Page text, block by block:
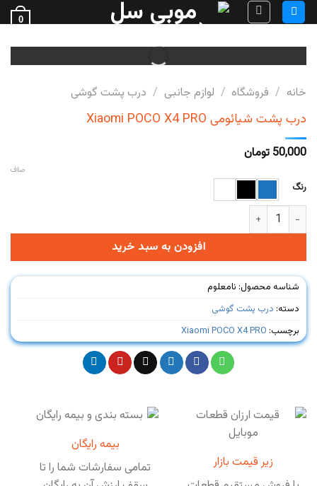
Skip
to
content
0
خانه / فروشگاه / لوازم جانبی / درب پشت گوشی
درب پشت شیائومی Xiaomi POCO X4 PRO
50,000 تومان
رنگ
صاف
درب پشت شیائومی Xiaomi POCO X4 PRO عدد
افزودن به سبد خرید
شناسه محصول: نامعلوم
دسته: درب پشت گوشی
برچسب: Xiaomi POCO X4 PRO
زیر قیمت بازار
بیمه رایگان
تمامی سفارشات شما را تا